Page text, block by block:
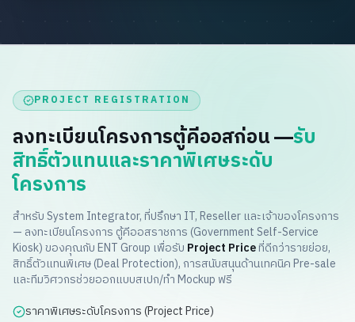
PROJECT REGISTRATION
ลงทะเบียนโครงการตู้คีออสก่อน —รับ
สิทธิ์ตัวแทนและราคาพิเศษระดับ
โครงการ
สำหรับ System Integrator, ที่ปรึกษา IT, Reseller และเจ้าของโครงการ
— ลงทะเบียนโครงการ ตู้คีออสราชการ (Government Self-Service
Kiosk)ของคุณกับ ENT Group เพื่อรับ Project Priceที่ดีกว่ารายย่อย,
สิทธิ์ตัวแทนพิเศษ (Deal Protection), การสนับสนุนด้านเทคนิค Pre-sale
และทีมวิศวกรช่วยออกแบบสเปก/ทำ Mockup ฟรี
ราคาพิเศษระดับโครงการ (Project Price)